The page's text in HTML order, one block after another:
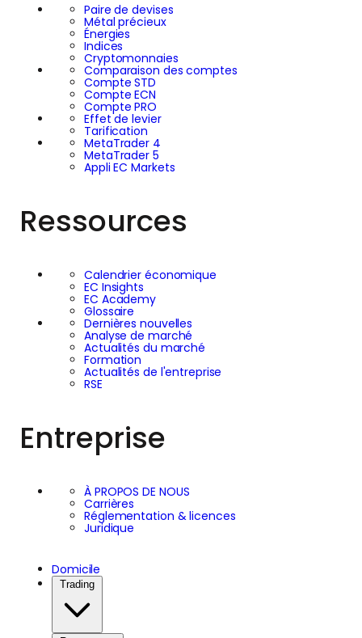
Paire de devises
Métal précieux
Énergies
Indices
Cryptomonnaies
Comparaison des comptes
Compte STD
Compte ECN
Compte PRO
Effet de levier
Tarification
MetaTrader 4
MetaTrader 5
Appli EC Markets
Ressources
Calendrier économique
EC Insights
EC Academy
Glossaire
Dernières nouvelles
Analyse de marché
Actualités du marché
Formation
Actualités de l'entreprise
RSE
Entreprise
À PROPOS DE NOUS
Carrières
Réglementation & licences
Juridique
Domicile
Trading